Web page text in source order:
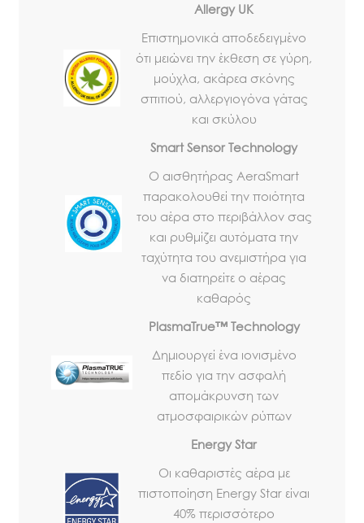
Allergy UK
Eπιστημονικά αποδεδειγμένο
ότι μειώνει την έκθεση σε γύρη,
μούχλα, ακάρεα σκόνης
σπιτιού, αλλεργιογόνα γάτας
και σκύλου
Smart Sensor Technology
Ο αισθητήρας AeraSmart
παρακολουθεί την ποιότητα
του αέρα στο περιβάλλον σας
και ρυθμίζει αυτόματα την
ταχύτητα του ανεμιστήρα για
να διατηρείτε ο αέρας
καθαρός
PlasmaTrue™ Technology
Δημιουργεί ένα ιονισμένο
πεδίο για την ασφαλή
απομάκρυνση των
ατμοσφαιρικών ρύπων
Energy Star
Οι καθαριστές αέρα με
πιστοποίηση Energy Star είναι
40% περισσότερο